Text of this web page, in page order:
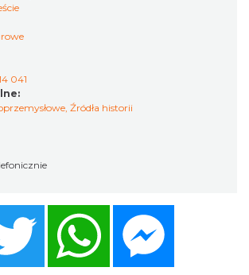
041
, Źródła historii
Twitter WhatsApp